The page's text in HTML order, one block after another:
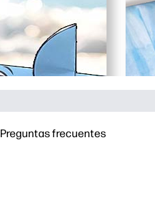
Preguntas frecuentes